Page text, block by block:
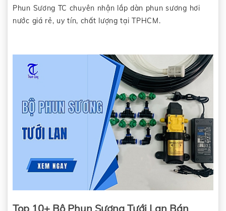
Phun Sương TC chuyên nhận lắp dàn phun sương hơi
nước giá rẻ, uy tín, chất lượng tại TPHCM.
Top 10+ Bộ Phun Sương Tưới Lan Bán